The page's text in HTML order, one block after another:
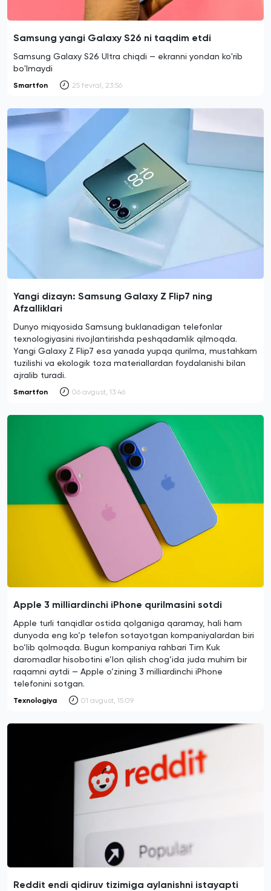
Samsung yangi Galaxy S26 ni taqdim etdi
Samsung Galaxy S26 Ultra chiqdi — ekranni yondan ko'rib
bo'lmaydi
Smartfon 25 fevral, 23:56
Yangi dizayn: Samsung Galaxy Z Flip7 ning
Afzalliklari
Dunyo miqyosida Samsung buklanadigan telefonlar
texnologiyasini rivojlantirishda peshqadamlik qilmoqda.
Yangi Galaxy Z Flip7 esa yanada yupqa qurilma, mustahkam
tuzilishi va ekologik toza materiallardan foydalanishi bilan
ajralib turadi.
Smartfon 06 avgust, 13:46
Apple 3 milliardinchi iPhone qurilmasini sotdi
Apple turli tanqidlar ostida qolganiga qaramay, hali ham
dunyoda eng ko‘p telefon sotayotgan kompaniyalardan biri
bo‘lib qolmoqda. Bugun kompaniya rahbari Tim Kuk
daromadlar hisobotini e’lon qilish chog‘ida juda muhim bir
raqamni aytdi — Apple o‘zining 3 milliardinchi iPhone
telefonini sotgan.
Texnologiya 01 avgust, 15:09
Reddit endi qidiruv tizimiga aylanishni istayapti